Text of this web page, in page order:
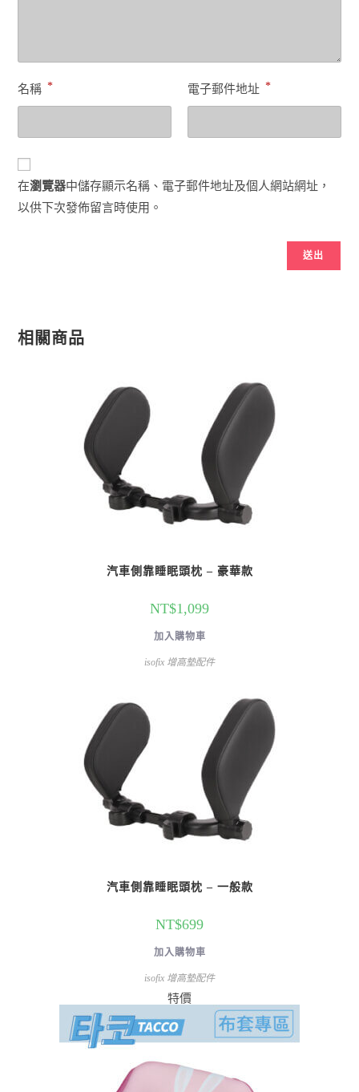
名稱 * 電子郵件地址 *
在瀏覽器中儲存顯示名稱、電子郵件地址及個人網站網址，
以供下次發佈留言時使用。
相關商品
汽車側靠睡眠頭枕 – 豪華款
NT$1,099
加入購物車
isofix 增高墊配件
汽車側靠睡眠頭枕 – 一般款
NT$699
加入購物車
isofix 增高墊配件
特價